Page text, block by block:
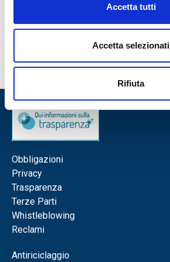
Accetta tutti
Accetta selezionati
Rifiuta
Obbligazioni
Privacy
Trasparenza
Terze Parti
Whistleblowing
Reclami
Antiriciclaggio